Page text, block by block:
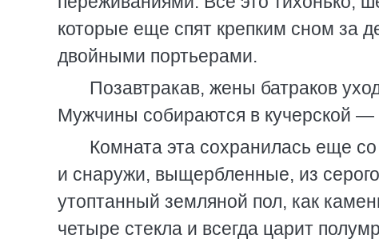
которые еще спят крепким сном за
двойными портьерами.
Позавтракав, жены батраков
Мужчины собираются в кучерской —
Комната эта сохранилась еще
и снаружи, выщербленные, из
утоптанный земляной пол, как
четыре стекла и всегда царит